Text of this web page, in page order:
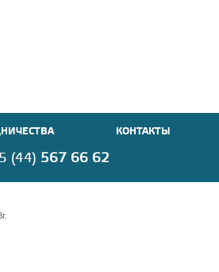
КОНТАКТЫ
(44) 567 66 62